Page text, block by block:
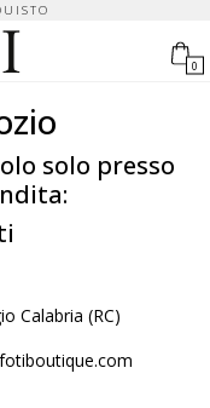
0
solo presso
Calabria (RC)